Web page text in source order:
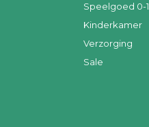
Speelgoed 0-
Kinderkamer
Verzorging
Sale